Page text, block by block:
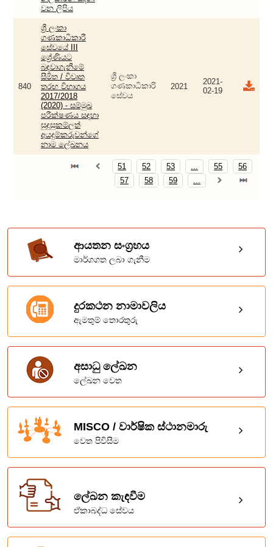
වන ලිපිය
840
ශ්‍රී ලංකා
ගණකාධිකාරී
සේවයේ III
ශ්‍රේණියට
බඳවාගැනීමේ
සීමිත / විවෘත
තරඟ විභාගය
2017/2018
(2020) - සම්මුඛ
පරීක්ෂණය සඳහා
සුදුසුකම්ලත්
අයදුම්කරුවන්ගේ
නාම ලේඛනය
ශ්‍රී ලංකා
ගණකාධිකාරි
සේවය
2021
2021-
02-19
51 52 53 ... 55
56
57
58 59 ...
ආයතන සංග්‍රහය
මාර්ගගත ලබා ගැනීම
දුරකථන නාමාවලිය
ඇමතුම් තොරතුරු
අසාධු ලේඛන
ලේඛන වෙත
MISCO / වාර්ෂික ස්ථානමාරු
වෙත පිවිසීම
ලේඛන කැඳවීම
ඒකාබද්ධ සේවය